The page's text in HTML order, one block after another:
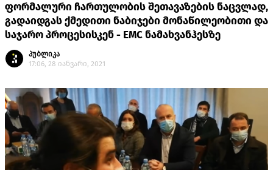
ფორმალური ჩართულობის შეთავაზების ნაცვლად,
გადაიდგას ქმედითი ნაბიჯები მონაწილეობითი და
საჯარო პროცესისკენ - EMC ნამახვანჰესზე
პუბლიკა
17:06, 28 იანვარი, 2021